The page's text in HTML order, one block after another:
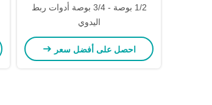
1/2 بوصة - 3/4 بوصة أدوات ربط
اليدوي
احصل على أفضل سعر